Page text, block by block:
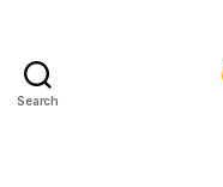
Search